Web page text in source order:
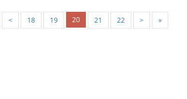
< 18 19 20 21 22 > »